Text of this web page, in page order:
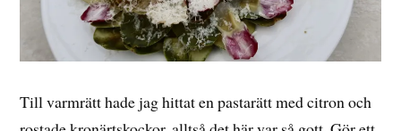
Till varmrätt hade jag hittat en pastarätt med citron och